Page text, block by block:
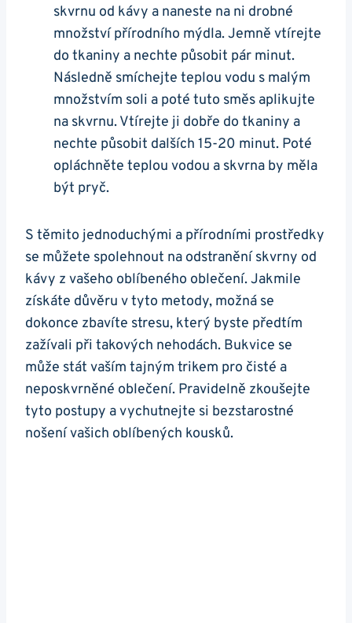
skvrnu od ⁢kávy a naneste na ni drobné⁤
množství přírodního mýdla.⁢ Jemně vtírejte
‍do tkaniny⁢ a nechte působit pár minut.
Následně smíchejte ​teplou⁤ vodu s malým
množstvím soli ‌a poté ​tuto směs ⁣aplikujte
na skvrnu. Vtírejte ji dobře‍ do tkaniny a
nechte⁢ působit dalších 15-20 ⁣minut. Poté
⁢opláchněte teplou ⁤vodou a⁤ skvrna by měla
být⁣ pryč.
S‍ těmito jednoduchými a přírodními ​prostředky
se můžete spolehnout na odstranění skvrny od
kávy z vašeho oblíbeného oblečení. Jakmile
získáte ⁢důvěru v tyto metody, možná‌ se
dokonce zbavíte stresu, ⁢který byste předtím
‌zažívali při takových ⁣nehodách. ‍Bukvice se ​
může stát vaším tajným trikem pro čisté ⁣a
neposkvrněné oblečení. Pravidelně​ zkoušejte
‌tyto ​postupy a ‍vychutnejte si bezstarostné​
nošení ⁢vašich oblíbených kousků.